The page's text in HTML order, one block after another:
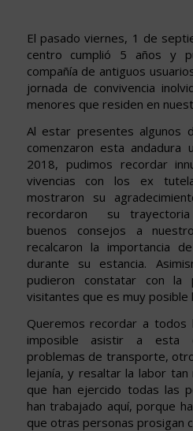
El pasado viernes, 1 de
centro cumplió 5 años y
compañía de antiguos
jornada de convivencia
menores que residen en
Al estar presentes algunos
comenzaron esta
2018, pudimos recordar
vivencias con los ex
mostraron su
recordaron su trayectoria
buenos consejos a
recalcaron la importancia
durante su estancia.
pudieron constatar con la
visitantes que es muy posible
Queremos recordar a
imposible asistir a esta
problemas de transporte,
lejanía, y resaltar la labor tan
que han ejercido todas las
han trabajado aquí, porque
que otras personas prosigan